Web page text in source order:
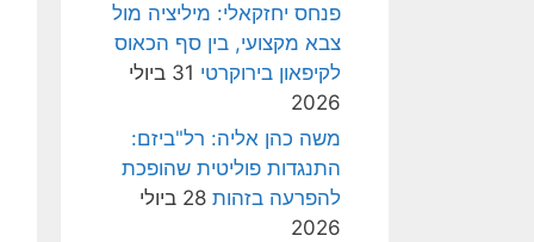
פנחס יחזקאלי: מיליציה מול
צבא מקצועי, בין סף הכאוס
לקיפאון בירוקרטי
31 ביולי
2026
משה כהן אליה: רל"ביזם:
התנגדות פוליטית שהופכת
להפרעה בזהות
28 ביולי
2026